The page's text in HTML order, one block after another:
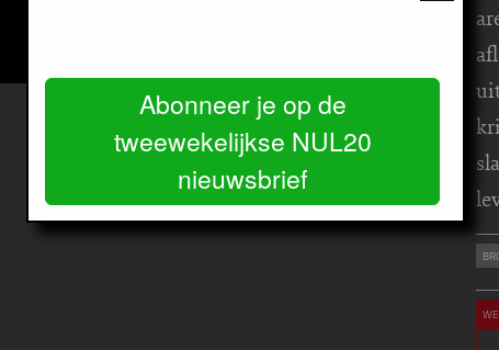
Abonneer je op de
tweewekelijkse NUL20
nieuwsbrief